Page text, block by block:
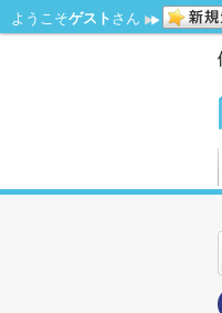
ようこそゲスト さん